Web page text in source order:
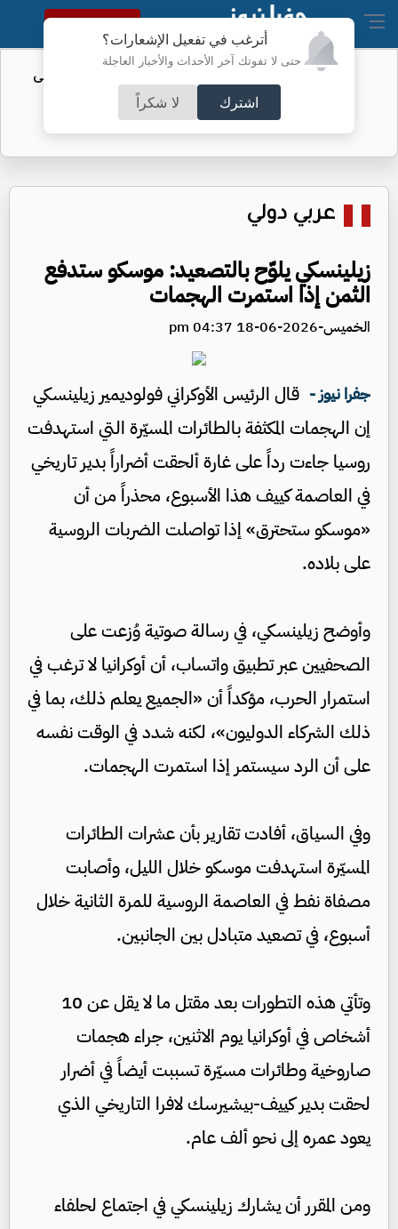
أترغب في تفعيل الإشعارات؟
حتى لا تفوتك آخر الأحداث والأخبار العاجلة
اشترك لا شكراً
النسخة الكاملة
تأجيل مؤتمر تقديم "الزاكي" مدربًا للنشامى
عربي دولي
زيلينسكي يلوّح بالتصعيد: موسكو ستدفع
الثمن إذا استمرت الهجمات
الخميس-2026-06-18 04:37 pm
جفرا نيوز - قال الرئيس الأوكراني فولوديمير زيلينسكي
إن الهجمات المكثفة بالطائرات المسيّرة التي استهدفت
روسيا جاءت رداً على غارة ألحقت أضراراً بدير تاريخي
في العاصمة كييف هذا الأسبوع، محذراً من أن
«موسكو ستحترق» إذا تواصلت الضربات الروسية
على بلاده.
وأوضح زيلينسكي، في رسالة صوتية وُزعت على
الصحفيين عبر تطبيق واتساب، أن أوكرانيا لا ترغب في
استمرار الحرب، مؤكداً أن «الجميع يعلم ذلك، بما في
ذلك الشركاء الدوليون»، لكنه شدد في الوقت نفسه
على أن الرد سيستمر إذا استمرت الهجمات.
وفي السياق، أفادت تقارير بأن عشرات الطائرات
المسيّرة استهدفت موسكو خلال الليل، وأصابت
مصفاة نفط في العاصمة الروسية للمرة الثانية خلال
أسبوع، في تصعيد متبادل بين الجانبين.
وتأتي هذه التطورات بعد مقتل ما لا يقل عن 10
أشخاص في أوكرانيا يوم الاثنين، جراء هجمات
صاروخية وطائرات مسيّرة تسببت أيضاً في أضرار
لحقت بدير كييف-بيشيرسك لافرا التاريخي الذي
يعود عمره إلى نحو ألف عام.
ومن المقرر أن يشارك زيلينسكي في اجتماع لحلفاء